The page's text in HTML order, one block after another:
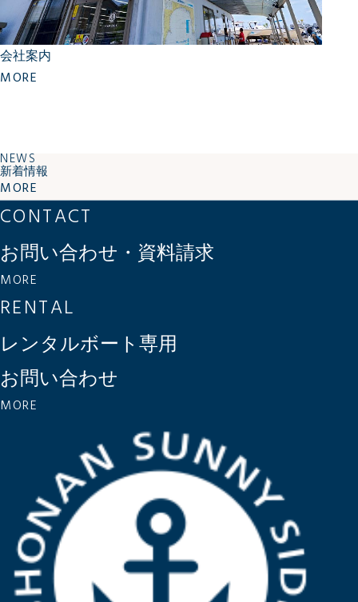
会社案内
MORE
NEWS
新着情報
MORE
CONTACT
お問い合わせ・資料請求
MORE
RENTAL
レンタルボート専用
お問い合わせ
MORE